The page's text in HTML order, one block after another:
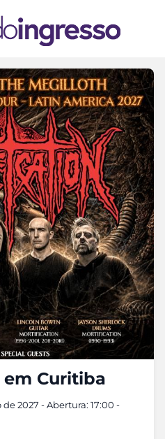
Curitiba
2027 - Abertura: 17:00 -